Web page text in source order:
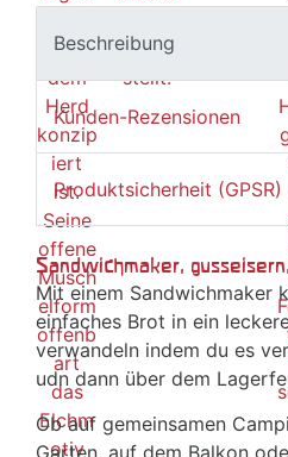
Beschreibung
Kunden-Rezensionen
Produktsicherheit (GPSR)
Sandwichmaker,
Mit einem Sandwichmaker
einfaches Brot in ein
verwandeln indem du es
udn dann über dem
Ob auf gemeinsamen